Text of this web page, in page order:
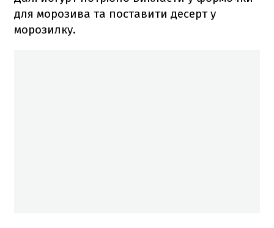
для морозива та поставити десерт у
морозилку.